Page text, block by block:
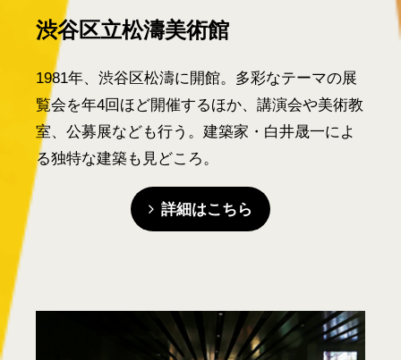
渋谷区立松濤美術館
1981年、渋谷区松濤に開館。多彩なテーマの展
覧会を年4回ほど開催するほか、講演会や美術教
室、公募展なども行う。建築家・白井晟一によ
る独特な建築も見どころ。
詳細はこちら